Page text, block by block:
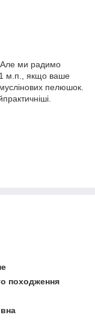
Але ми радимо
1 м.п., якщо ваше
пелюшок.
походження